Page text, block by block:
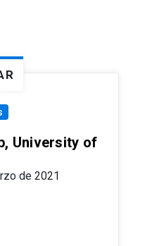
University of
de 2021